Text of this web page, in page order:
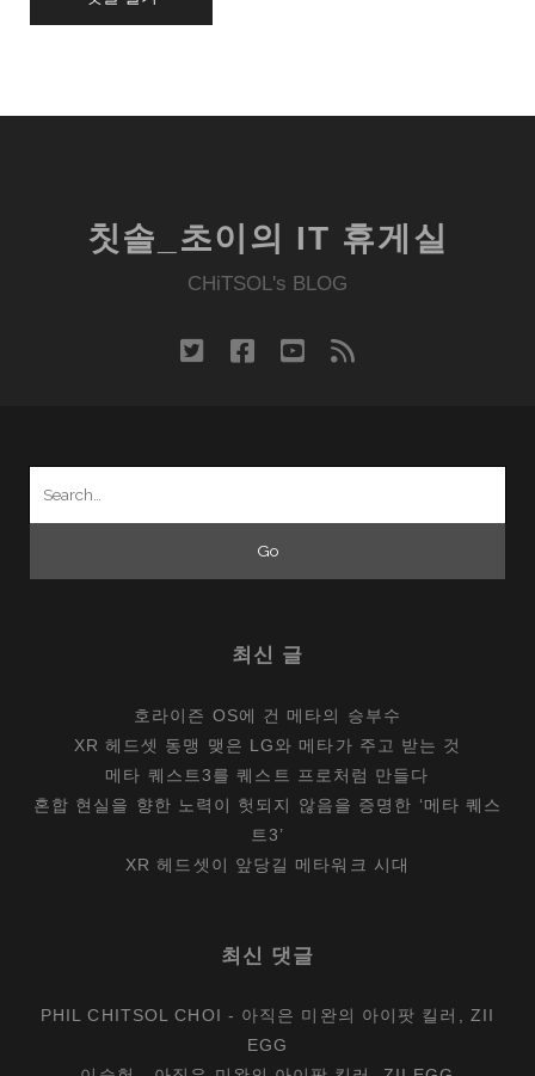
칫솔_초이의 IT 휴게실
CHiTSOL's BLOG
twitter facebook
youtube
rss
최신 글
호라이즌 OS에 건 메타의 승부수
XR 헤드셋 동맹 맺은 LG와 메타가 주고 받는 것
메타 퀘스트3를 퀘스트 프로처럼 만들다
혼합 현실을 향한 노력이 헛되지 않음을 증명한 ‘메타 퀘스
트3’
XR 헤드셋이 앞당길 메타워크 시대
최신 댓글
PHIL CHITSOL CHOI - 아직은 미완의 아이팟 킬러, ZII
EGG